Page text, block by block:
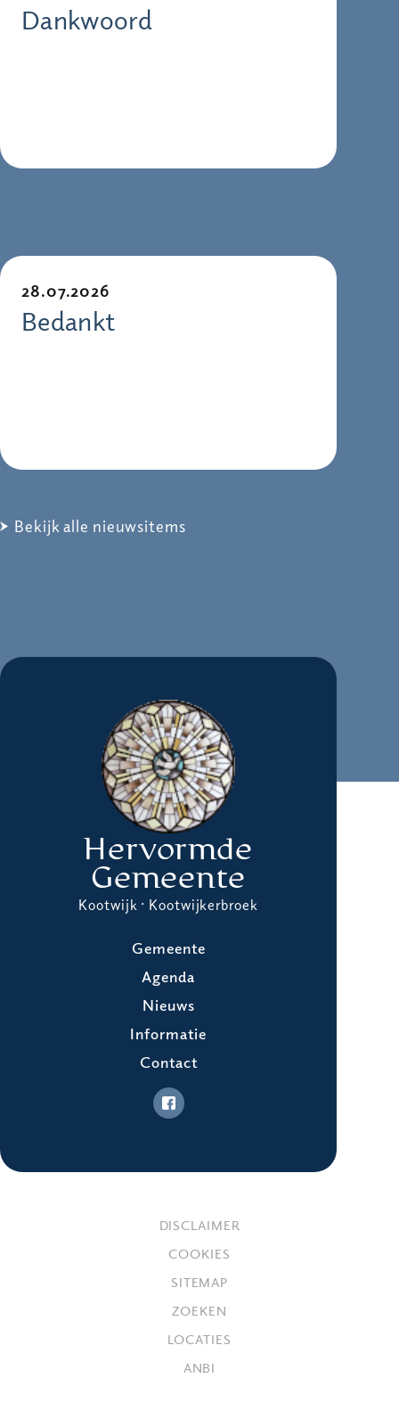
Dankwoord
28.07.2026
Bedankt
Bekijk alle nieuwsitems
Hervormde
Gemeente
Kootwijk · Kootwijkerbroek
Gemeente
Agenda
Nieuws
Informatie
Contact
DISCLAIMER
COOKIES
SITEMAP
ZOEKEN
LOCATIES
ANBI